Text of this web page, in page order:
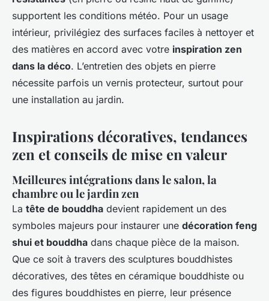
supportent les conditions météo. Pour un usage
intérieur, privilégiez des surfaces faciles à nettoyer et
des matières en accord avec votre inspiration zen
dans la déco. L’entretien des objets en pierre
nécessite parfois un vernis protecteur, surtout pour
une installation au jardin.
Inspirations décoratives, tendances
zen et conseils de mise en valeur
Meilleures intégrations dans le salon, la
chambre ou le jardin zen
La tête de bouddha devient rapidement un des
symboles majeurs pour instaurer une décoration feng
shui et bouddha dans chaque pièce de la maison.
Que ce soit à travers des sculptures bouddhistes
décoratives, des têtes en céramique bouddhiste ou
des figures bouddhistes en pierre, leur présence